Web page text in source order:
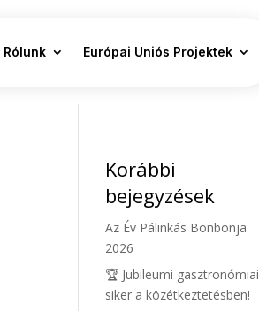
Rólunk Európai Uniós Projektek
Korábbi
bejegyzések
Az Év Pálinkás Bonbonja
2026
🏆 Jubileumi gasztronómiai
siker a közétkeztetésben!